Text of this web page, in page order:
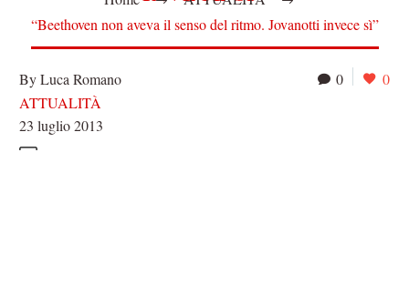
“Beethoven non aveva il senso del ritmo. Jovanotti invece sì”
0 0
By Luca Romano
ATTUALITÀ
23 luglio 2013